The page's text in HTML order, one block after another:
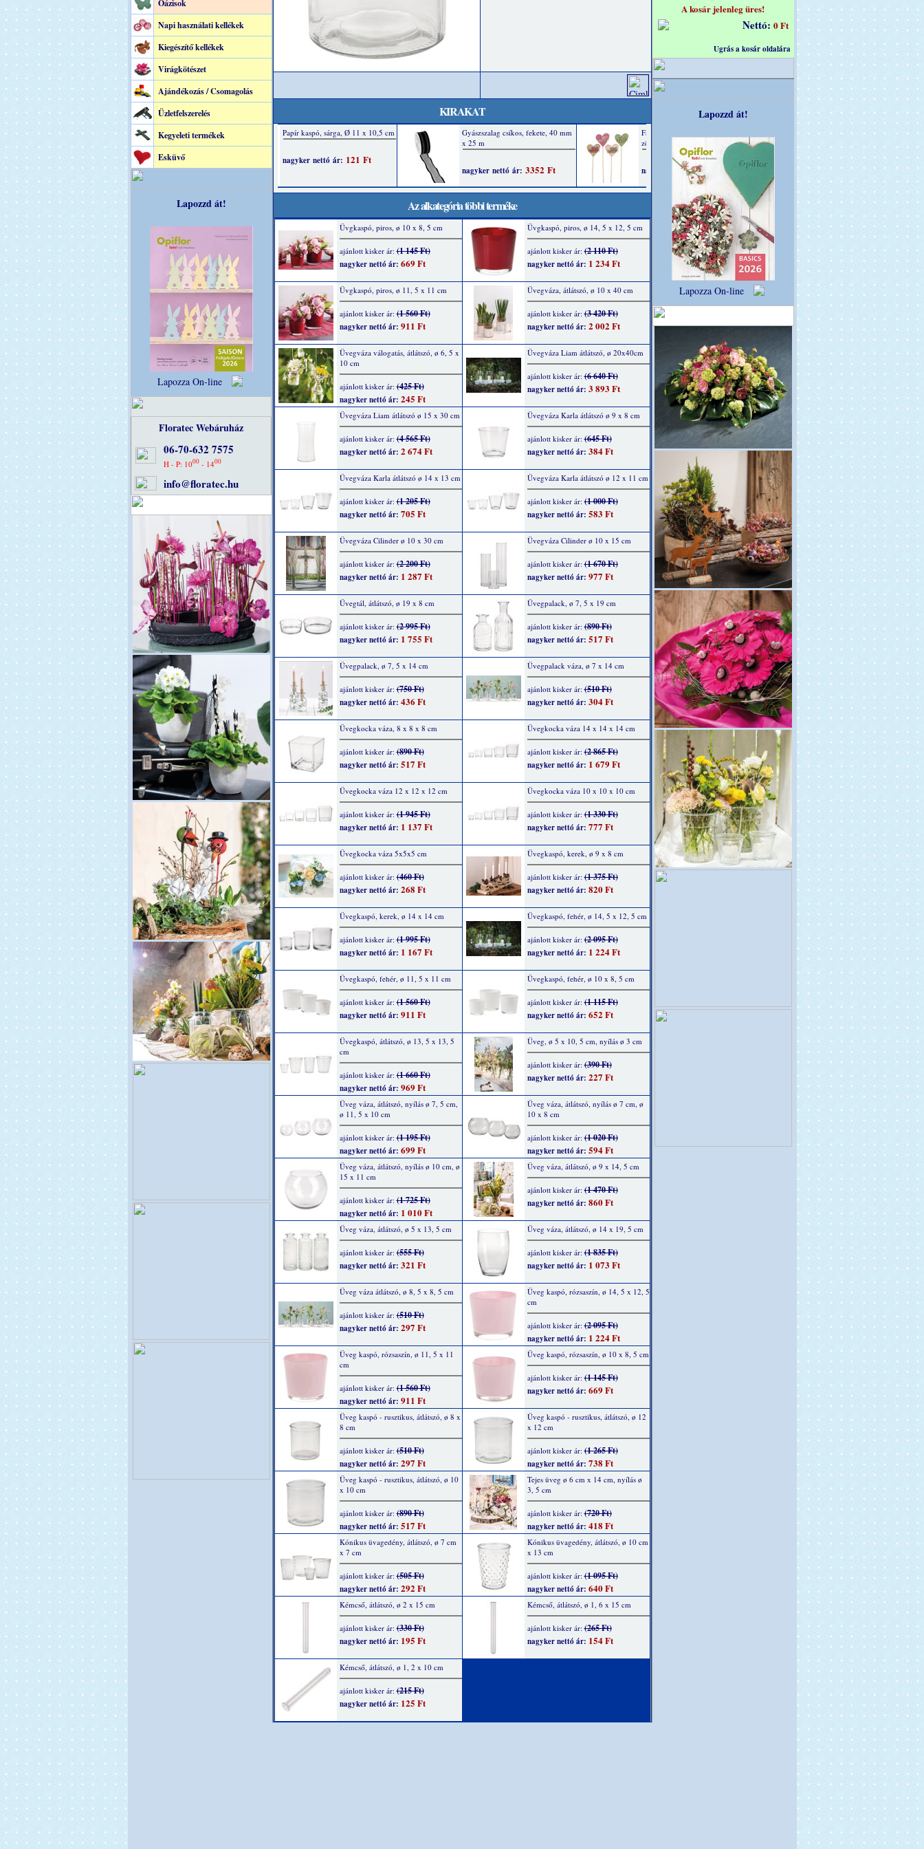
Oázisok
Napi használati kellékek
Kiegészítő kellékek
Virágkötészet
Ajándékozás / Csomagolás
Üzletfelszerelés
Kegyeleti termékek
Esküvő
Lapozzd át!
Lapozza On-line
Floratec Webáruház
06-70-632 7575
H - P: 1000 - 1400
info@floratec.hu
KIRAKAT
Az alkategória többi terméke
Üvgkaspó, piros, ø 10 x 8, 5 cm
ajánlott kisker ár:(1 145 Ft)
nagyker nettó ár: 669 Ft
Üvgkaspó, piros, ø 14, 5 x 12, 5 cm
ajánlott kisker ár:(2 110 Ft)
nagyker nettó ár: 1 234 Ft
Üvgkaspó, piros, ø 11, 5 x 11 cm
ajánlott kisker ár:(1 560 Ft)
nagyker nettó ár: 911 Ft
Üvegváza, átlátszó, ø 10 x 40 cm
ajánlott kisker ár:(3 420 Ft)
nagyker nettó ár: 2 002 Ft
Üvegváza válogatás, átlátszó, ø 6, 5 x
10 cm
ajánlott kisker ár:(425 Ft)
nagyker nettó ár: 245 Ft
Üvegváza Liam átlátszó, ø 20x40cm
ajánlott kisker ár:(6 640 Ft)
nagyker nettó ár: 3 893 Ft
Üvegváza Liam átlátszó ø 15 x 30 cm
ajánlott kisker ár:(4 565 Ft)
nagyker nettó ár: 2 674 Ft
Üvegváza Karla átlátszó ø 9 x 8 cm
ajánlott kisker ár:(645 Ft)
nagyker nettó ár: 384 Ft
Üvegváza Karla átlátszó ø 14 x 13 cm
ajánlott kisker ár:(1 205 Ft)
nagyker nettó ár: 705 Ft
Üvegváza Karla átlátszó ø 12 x 11 cm
ajánlott kisker ár:(1 000 Ft)
nagyker nettó ár: 583 Ft
Üvegváza Cilinder ø 10 x 30 cm
ajánlott kisker ár:(2 200 Ft)
nagyker nettó ár: 1 287 Ft
Üvegváza Cilinder ø 10 x 15 cm
ajánlott kisker ár:(1 670 Ft)
nagyker nettó ár: 977 Ft
Üvegtál, átlátszó, ø 19 x 8 cm
ajánlott kisker ár:(2 995 Ft)
nagyker nettó ár: 1 755 Ft
Üvegpalack, ø 7, 5 x 19 cm
ajánlott kisker ár:(890 Ft)
nagyker nettó ár: 517 Ft
Üvegpalack, ø 7, 5 x 14 cm
ajánlott kisker ár:(750 Ft)
nagyker nettó ár: 436 Ft
Üvegpalack váza, ø 7 x 14 cm
ajánlott kisker ár:(510 Ft)
nagyker nettó ár: 304 Ft
Üvegkocka váza, 8 x 8 x 8 cm
ajánlott kisker ár:(890 Ft)
nagyker nettó ár: 517 Ft
Üvegkocka váza 14 x 14 x 14 cm
ajánlott kisker ár:(2 865 Ft)
nagyker nettó ár: 1 679 Ft
Üvegkocka váza 12 x 12 x 12 cm
ajánlott kisker ár:(1 945 Ft)
nagyker nettó ár: 1 137 Ft
Üvegkocka váza 10 x 10 x 10 cm
ajánlott kisker ár:(1 330 Ft)
nagyker nettó ár: 777 Ft
Üvegkocka váza 5x5x5 cm
ajánlott kisker ár:(460 Ft)
nagyker nettó ár: 268 Ft
Üvegkaspó, kerek, ø 9 x 8 cm
ajánlott kisker ár:(1 375 Ft)
nagyker nettó ár: 820 Ft
Üvegkaspó, kerek, ø 14 x 14 cm
ajánlott kisker ár:(1 995 Ft)
nagyker nettó ár: 1 167 Ft
Üvegkaspó, fehér, ø 14, 5 x 12, 5 cm
ajánlott kisker ár:(2 095 Ft)
nagyker nettó ár: 1 224 Ft
Üvegkaspó, fehér, ø 11, 5 x 11 cm
ajánlott kisker ár:(1 560 Ft)
nagyker nettó ár: 911 Ft
Üvegkaspó, fehér, ø 10 x 8, 5 cm
ajánlott kisker ár:(1 115 Ft)
nagyker nettó ár: 652 Ft
Üvegkaspó, átlátszó, ø 13, 5 x 13, 5
cm
ajánlott kisker ár:(1 660 Ft)
nagyker nettó ár: 969 Ft
Üveg, ø 5 x 10, 5 cm, nyílás ø 3 cm
ajánlott kisker ár:(390 Ft)
nagyker nettó ár: 227 Ft
Üveg váza, átlátszó, nyílás ø 7, 5 cm,
ø 11, 5 x 10 cm
ajánlott kisker ár:(1 195 Ft)
nagyker nettó ár: 699 Ft
Üveg váza, átlátszó, nyílás ø 7 cm, ø
10 x 8 cm
ajánlott kisker ár:(1 020 Ft)
nagyker nettó ár: 594 Ft
Üveg váza, átlátszó, nyílás ø 10 cm, ø
15 x 11 cm
ajánlott kisker ár:(1 725 Ft)
nagyker nettó ár: 1 010 Ft
Üveg váza, átlátszó, ø 9 x 14, 5 cm
ajánlott kisker ár:(1 470 Ft)
nagyker nettó ár: 860 Ft
Üveg váza, átlátszó, ø 5 x 13, 5 cm
ajánlott kisker ár:(555 Ft)
nagyker nettó ár: 321 Ft
Üveg váza, átlátszó, ø 14 x 19, 5 cm
ajánlott kisker ár:(1 835 Ft)
nagyker nettó ár: 1 073 Ft
Üveg váza átlátszó, ø 8, 5 x 8, 5 cm
ajánlott kisker ár:(510 Ft)
nagyker nettó ár: 297 Ft
Üveg kaspó, rózsaszín, ø 14, 5 x 12, 5
cm
ajánlott kisker ár:(2 095 Ft)
nagyker nettó ár: 1 224 Ft
Üveg kaspó, rózsaszín, ø 11, 5 x 11
cm
ajánlott kisker ár:(1 560 Ft)
nagyker nettó ár: 911 Ft
Üveg kaspó, rózsaszín, ø 10 x 8, 5 cm
ajánlott kisker ár:(1 145 Ft)
nagyker nettó ár: 669 Ft
Üveg kaspó - rusztikus, átlátszó, ø 8 x
8 cm
ajánlott kisker ár:(510 Ft)
nagyker nettó ár: 297 Ft
Üveg kaspó - rusztikus, átlátszó, ø 12
x 12 cm
ajánlott kisker ár:(1 265 Ft)
nagyker nettó ár: 738 Ft
Üveg kaspó - rusztikus, átlátszó, ø 10
x 10 cm
ajánlott kisker ár:(890 Ft)
nagyker nettó ár: 517 Ft
Tejes üveg ø 6 cm x 14 cm, nyílás ø
3, 5 cm
ajánlott kisker ár:(720 Ft)
nagyker nettó ár: 418 Ft
Kónikus üvagedény, átlátszó, ø 7 cm
x 7 cm
ajánlott kisker ár:(505 Ft)
nagyker nettó ár: 292 Ft
Kónikus üvagedény, átlátszó, ø 10 cm
x 13 cm
ajánlott kisker ár:(1 095 Ft)
nagyker nettó ár: 640 Ft
Kémcső, átlátszó, ø 2 x 15 cm
ajánlott kisker ár:(330 Ft)
nagyker nettó ár: 195 Ft
Kémcső, átlátszó, ø 1, 6 x 15 cm
ajánlott kisker ár:(265 Ft)
nagyker nettó ár: 154 Ft
Kémcső, átlátszó, ø 1, 2 x 10 cm
ajánlott kisker ár:(215 Ft)
nagyker nettó ár: 125 Ft
A kosár jelenleg üres!
Nettó: 0 Ft
Ugrás a kosár oldalára
Lapozzd át!
Lapozza On-line